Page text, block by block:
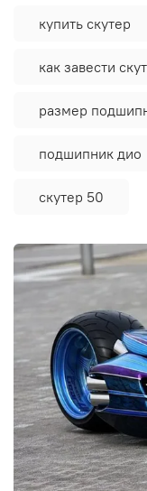
купить скутер
как завести
размер
подшипник дио
скутер 50